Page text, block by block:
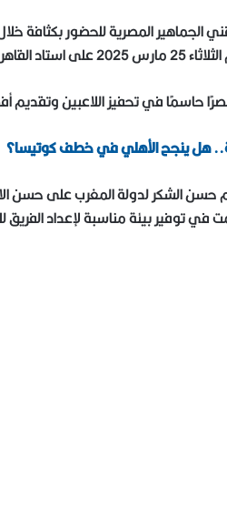
الجماهير المصرية للحضور بكثافة
الدولي.
حاسمًا في تحفيز اللاعبين
هل ينجح الأهلي في خطف كوتيسا؟
الشكر لدولة المغرب على حسن
توفير بيئة مناسبة لإعداد الفريق